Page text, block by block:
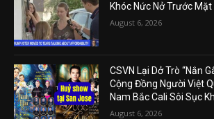
Khóc Nức Nở Trước
August 6, 2026
CSVN Lại Dở Trò “Nắn
Cộng Đồng Người Việt
Nam Bắc Cali Sôi Sục
August 6, 2026